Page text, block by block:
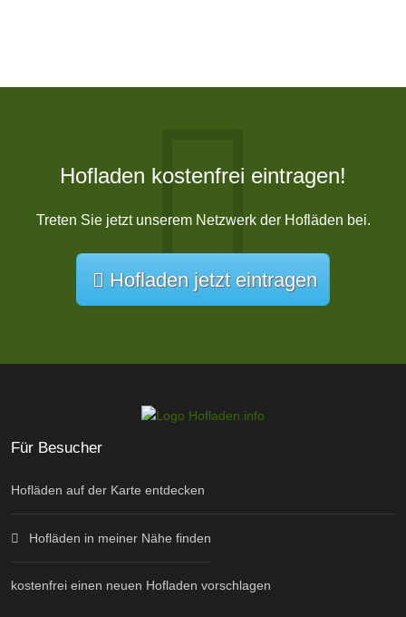
Hofladen kostenfrei eintragen!
Treten Sie jetzt unserem Netzwerk der Hofläden bei.
Hofladen jetzt eintragen
Für Besucher
Hofläden auf der Karte entdecken
Hofläden in meiner Nähe finden
kostenfrei einen neuen Hofladen vorschlagen